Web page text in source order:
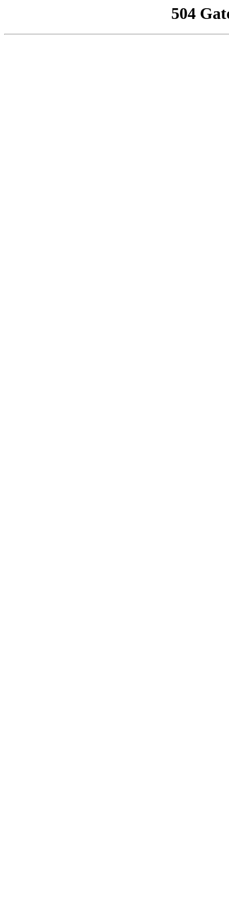
504